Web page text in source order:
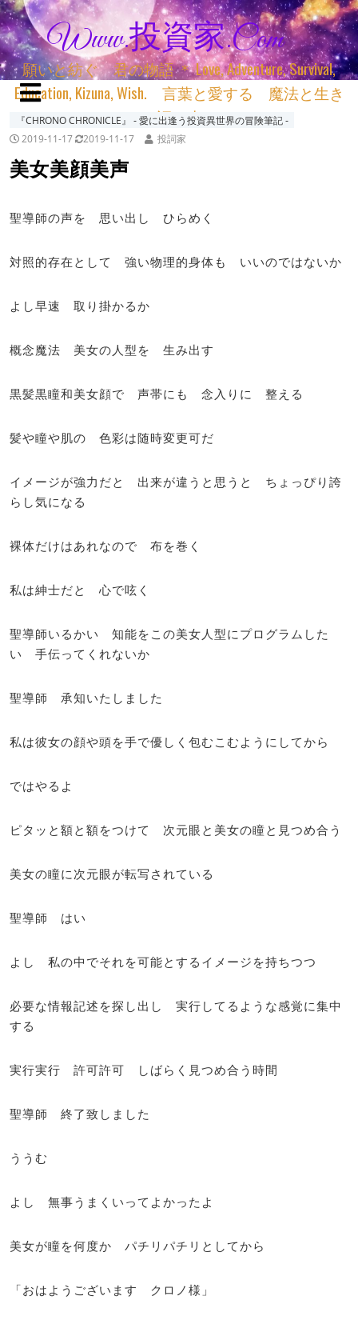
Www.投資家.com
願いと紡ぐ 君の物語 ＊ Love, Adventure, Survival,
Education, Kizuna, Wish. 言葉と愛する 魔法と生き
る 詞と生きる
『CHRONO CHRONICLE』 ‐ 愛に出逢う投資異世界の冒険筆記 ‐
2019-11-17
2019-11-17 投詞家
美女美顔美声
聖導師の声を 思い出し ひらめく
対照的存在として 強い物理的身体も いいのではないか
よし早速 取り掛かるか
概念魔法 美女の人型を 生み出す
黒髪黒瞳和美女顔で 声帯にも 念入りに 整える
髪や瞳や肌の 色彩は随時変更可だ
イメージが強力だと 出来が違うと思うと ちょっぴり誇
らし気になる
裸体だけはあれなので 布を巻く
私は紳士だと 心で呟く
聖導師いるかい 知能をこの美女人型にプログラムした
い 手伝ってくれないか
聖導師 承知いたしました
私は彼女の顔や頭を手で優しく包むこむようにしてから
ではやるよ
ピタッと額と額をつけて 次元眼と美女の瞳と見つめ合う
美女の瞳に次元眼が転写されている
聖導師 はい
よし 私の中でそれを可能とするイメージを持ちつつ
必要な情報記述を探し出し 実行してるような感覚に集中
する
実行実行 許可許可 しばらく見つめ合う時間
聖導師 終了致しました
ううむ
よし 無事うまくいってよかったよ
美女が瞳を何度か パチリパチリとしてから
「おはようございます クロノ様」